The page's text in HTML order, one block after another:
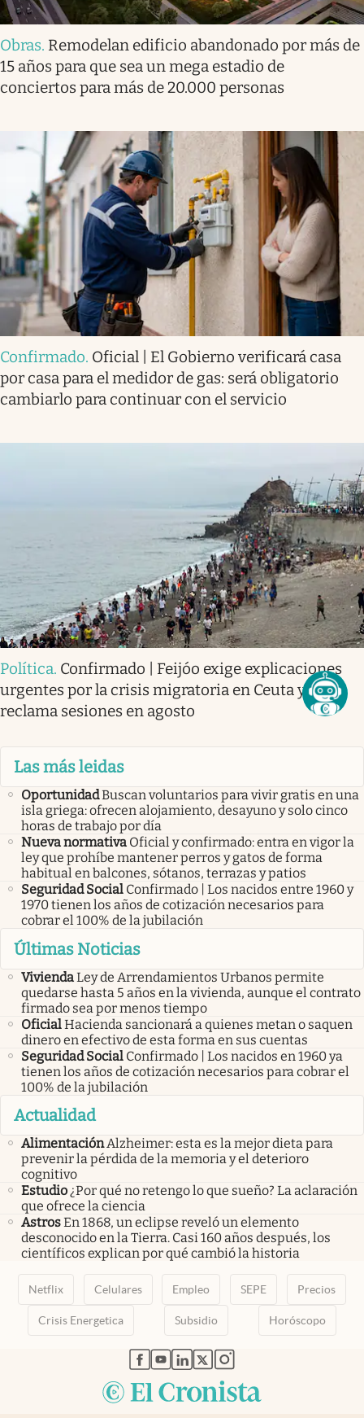
Obras. Remodelan edificio abandonado por más de
15 años para que sea un mega estadio de
conciertos para más de 20.000 personas
Confirmado. Oficial | El Gobierno verificará casa
por casa para el medidor de gas: será obligatorio
cambiarlo para continuar con el servicio
Política. Confirmado | Feijóo exige explicaciones
urgentes por la crisis migratoria en Ceuta y el PP
reclama sesiones en agosto
Las más leidas
OportunidadBuscan voluntarios para vivir gratis en una
isla griega: ofrecen alojamiento, desayuno y solo cinco
horas de trabajo por día
Nueva normativa Oficial y confirmado: entra en vigor la
ley que prohíbe mantener perros y gatos de forma
habitual en balcones, sótanos, terrazas y patios
Seguridad Social Confirmado | Los nacidos entre 1960 y
1970 tienen los años de cotización necesarios para
cobrar el 100% de la jubilación
Últimas Noticias
ViviendaLey de Arrendamientos Urbanos permite
quedarse hasta 5 años en la vivienda, aunque el contrato
firmado sea por menos tiempo
OficialHacienda sancionará a quienes metan o saquen
dinero en efectivo de esta forma en sus cuentas
Seguridad Social Confirmado | Los nacidos en 1960 ya
tienen los años de cotización necesarios para cobrar el
100% de la jubilación
Actualidad
AlimentaciónAlzheimer: esta es la mejor dieta para
prevenir la pérdida de la memoria y el deterioro
cognitivo
Estudio¿Por qué no retengo lo que sueño? La aclaración
que ofrece la ciencia
AstrosEn 1868, un eclipse reveló un elemento
desconocido en la Tierra. Casi 160 años después, los
científicos explican por qué cambió la historia
Netflix Celulares Empleo SEPE Precios
Crisis Energetica Subsidio Horóscopo
abre en nueva pestaña
abre en nueva pestaña
abre en nueva pestaña
abre en nueva pestaña
abre en nueva pestaña